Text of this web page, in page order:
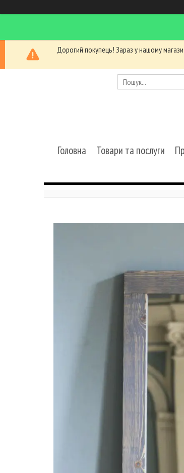
Дорогий покупець! Зараз у нашому
Головна Товари та послуги